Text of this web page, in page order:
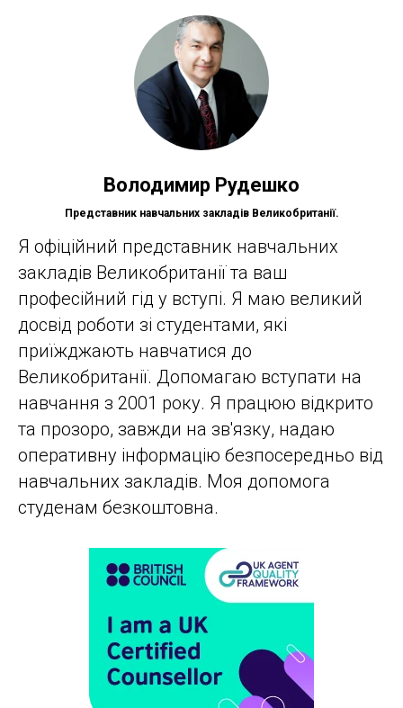
Володимир Рудешко
Представник навчальних закладів Великобританії.
Я офіційний представник навчальних
закладів Великобританії та ваш
професійний гід у вступі. Я маю великий
досвід роботи зі студентами, які
приїжджають навчатися до
Великобританії. Допомагаю вступати на
навчання з 2001 року. Я працюю відкрито
та прозоро, завжди на зв'язку, надаю
оперативну інформацію безпосередньо від
навчальних закладів. Моя допомога
студенам безкоштовна.